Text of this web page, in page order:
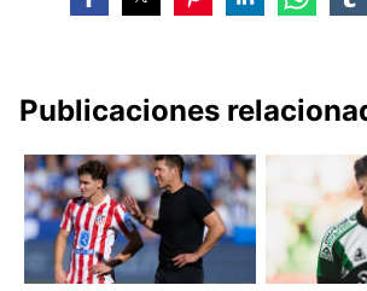
Publicaciones